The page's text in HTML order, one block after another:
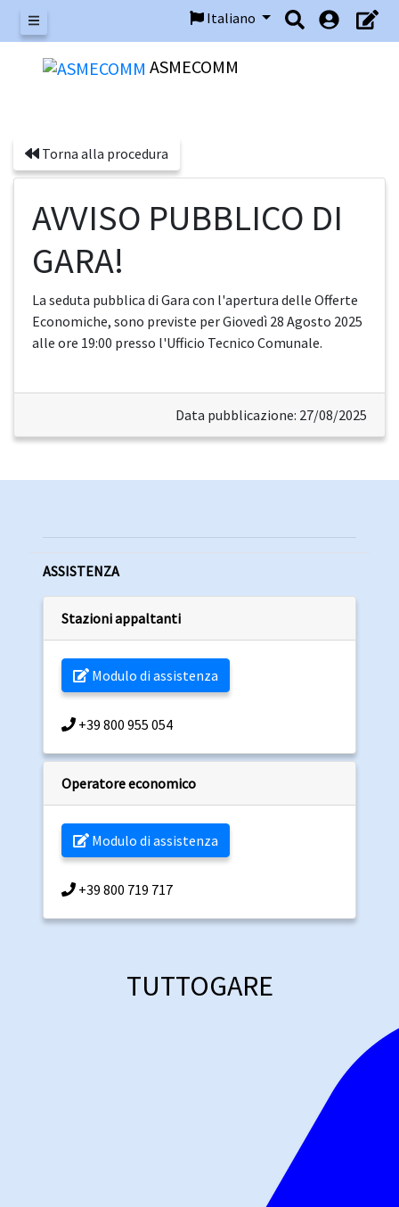
Menu
Italiano
ASMECOMM
Torna alla procedura
AVVISO PUBBLICO DI
GARA!
La seduta pubblica di Gara con l'apertura delle Offerte
Economiche, sono previste per Giovedì 28 Agosto 2025
alle ore 19:00 presso l'Ufficio Tecnico Comunale.
Data pubblicazione: 27/08/2025
ASSISTENZA
Stazioni appaltanti
Modulo di assistenza
+39 800 955 054
Operatore economico
Modulo di assistenza
+39 800 719 717
TUTTOGARE